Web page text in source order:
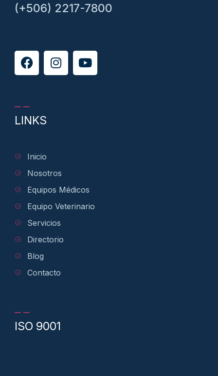
(+506) 2217-7800
LINKS
Inicio
Nosotros
Equipos Médicos
Equipo Veterinario
Servicios
Directorio
Blog
Contacto
ISO 9001